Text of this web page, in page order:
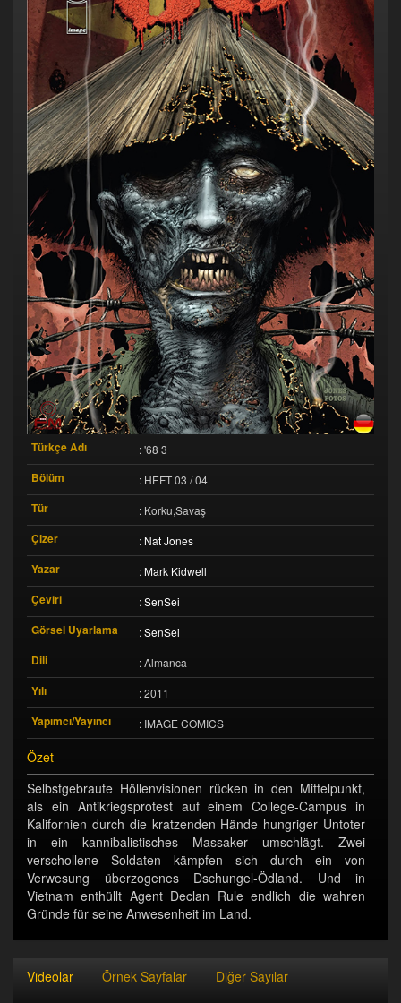
Türkçe Adı : '68 3
Bölüm : HEFT 03 / 04
Tür : Korku,Savaş
Çizer : Nat Jones
Yazar :Mark Kidwell
Çeviri :SenSei
Görsel Uyarlama :SenSei
Dili : Almanca
Yılı : 2011
Yapımcı/Yayıncı : IMAGE COMICS
Özet
Selbstgebraute Höllenvisionen rücken in den Mittelpunkt,
als ein Antikriegsprotest auf einem College-Campus in
Kalifornien durch die kratzenden Hände hungriger Untoter
in ein kannibalistisches Massaker umschlägt. Zwei
verschollene Soldaten kämpfen sich durch ein von
Verwesung überzogenes Dschungel-Ödland. Und in
Vietnam enthüllt Agent Declan Rule endlich die wahren
Gründe für seine Anwesenheit im Land.
Videolar Örnek Sayfalar
Diğer Sayılar